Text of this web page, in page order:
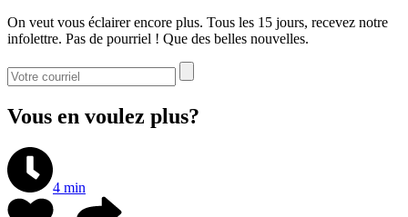
On veut vous éclairer encore plus. Tous les 15 jours, recevez notre
infolettre. Pas de pourriel ! Que des belles nouvelles.
Vous en voulez plus?
4 min